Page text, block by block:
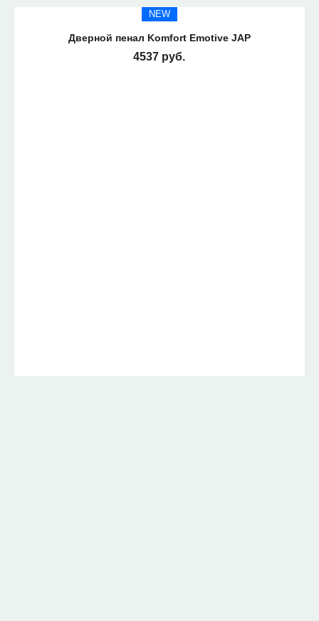
HIT
NEW
Дверной пенал Komfort Emotive JAP
4537 руб.